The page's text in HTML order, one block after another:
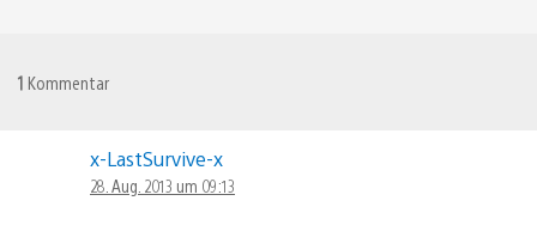
1 Kommentar
x-LastSurvive-x
28. Aug. 2013 um 09:13